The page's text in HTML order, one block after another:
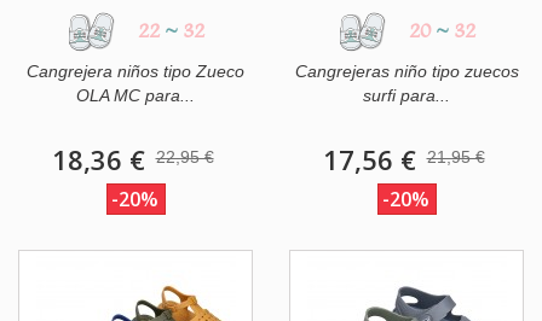
22 ~ 32
Cangrejera niños tipo Zueco
OLA MC para...
18,36 € 22,95 €
-20%
20 ~ 32
Cangrejeras niño tipo zuecos
surfi para...
17,56 € 21,95 €
-20%